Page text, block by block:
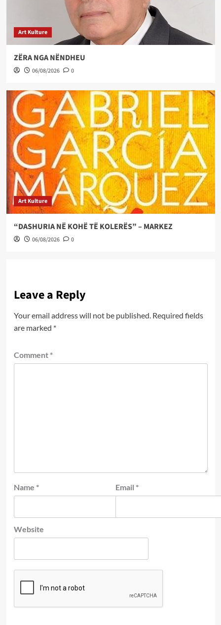
Art Kulture
ZËRA NGA NËNDHEU
06/08/2026 0
Art Kulture
“DASHURIA NË KOHË TË KOLERËS” – MARKEZ
06/08/2026 0
Leave a Reply
Your email address will not be published. Required fields
are marked *
Comment *
Name * Email *
Website